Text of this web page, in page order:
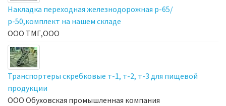
Накладка переходная железнодорожная р-65/
р-50,комплект на нашем складе
ООО ТМГ,ООО
Транспортеры скребковые т-1, т-2, т-3 для пищевой
продукции
ООО Обуховская промышленная компания